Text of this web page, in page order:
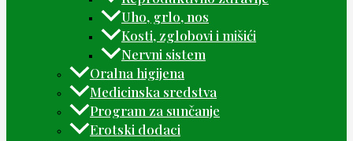
Uho, grlo, nos
Kosti, zglobovi i mišići
Nervni sistem
Oralna higijena
Medicinska sredstva
Program za sunčanje
Erotski dodaci